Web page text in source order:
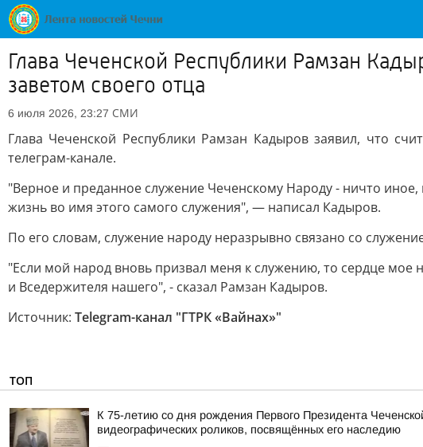
Глава Чеченской Республики Рамзан
заветом своего отца
6 июля 2026, 23:27 СМИ
Глава Чеченской Республики Рамзан Кадыров заявил, что
телеграм-канале.
"Верное и преданное служение Чеченскому Народу - ничто
жизнь во имя этого самого служения", — написал Кадыров.
По его словам, служение народу неразрывно связано со
"Если мой народ вновь призвал меня к служению, то сердце мое
и Вседержителя нашего", - сказал Рамзан Кадыров.
Источник: Telegram-канал "ГТРК «Вайнах»"
ТОП
К 75-летию со дня рождения Первого Президента
видеографических роликов, посвящённых его наследию